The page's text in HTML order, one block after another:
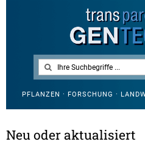
PFLANZEN · FORSCHUNG ·
Neu oder aktualisiert